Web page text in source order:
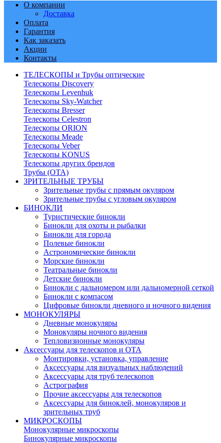
О компании
Доставка
Оплата
Гарантия
Как заказать
Акции
Контакты
ТЕЛЕСКОПЫ и Трубы оптические
Телескопы Discovery
Телескопы Levenhuk
Телескопы Sky-Watcher
Телескопы Bresser
Телескопы Celestron
Телескопы ORION
Телескопы Meade
Телескопы Veber
Телескопы KONUS
Телескопы других брендов
Трубы (ОТА)
ЗРИТЕЛЬНЫЕ ТРУБЫ
Зрительные трубы с прямым окуляром
Зрительные трубы с угловым окуляром
БИНОКЛИ
Туристические бинокли
Бинокли для охоты и рыбалки
Бинокли для города
Полевые бинокли
Астрономические бинокли
Морские бинокли
Театральные бинокли
Детские бинокли
Бинокли с дальномером или дальномерной сеткой
Бинокли с компасом
Цифровые бинокли дневного и ночного видения
МОНОКУЛЯРЫ
Дневные монокуляры
Монокуляры ночного видения
Тепловизионные монокуляры
Аксессуары для телескопов и ОТА
Монтировки, установка, управление
Аксессуары для визуальных наблюдений
Аксессуары для труб телескопов
Астрография
Прочие аксессуары для телескопов
Аксессуары для биноклей, монокуляров и
зрительных труб
МИКРОСКОПЫ
Монокулярные микроскопы
Бинокулярные микроскопы